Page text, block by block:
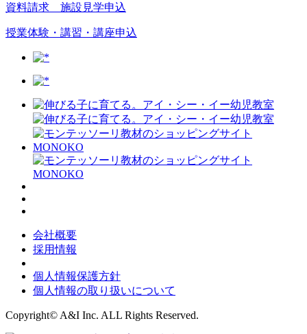
資料請求 施設見学申込
授業体験・講習・講座申込
会社概要
採用情報
個人情報保護方針
個人情報の取り扱いについて
Copyright© A&I Inc. ALL Rights Reserved.